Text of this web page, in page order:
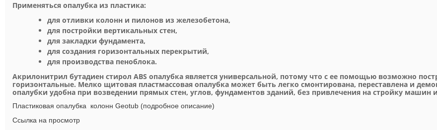
Применяться опалубка из пластика:
для отливки колонн и пилонов из железобетона,
для постройки вертикальных стен,
для закладки фундамента,
для создания горизонтальных перекрытий,
для производства пеноблока.
Акрилонитрил бутадиен стирол ABS опалубка является универсальной, потому что с ее помощью возможно
горизонтальные. Мелко щитовая пластмассовая опалубка может быть легко смонтирована, переставлена и
опалубки удобна при возведении прямых стен, углов, фундаментов зданий, без привлечения на стройку машин
Пластиковая опалубка колонн Geotub (подробное описание)
Cсылка на просмотр